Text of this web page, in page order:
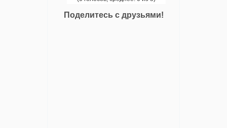
Поделитесь с друзьями!